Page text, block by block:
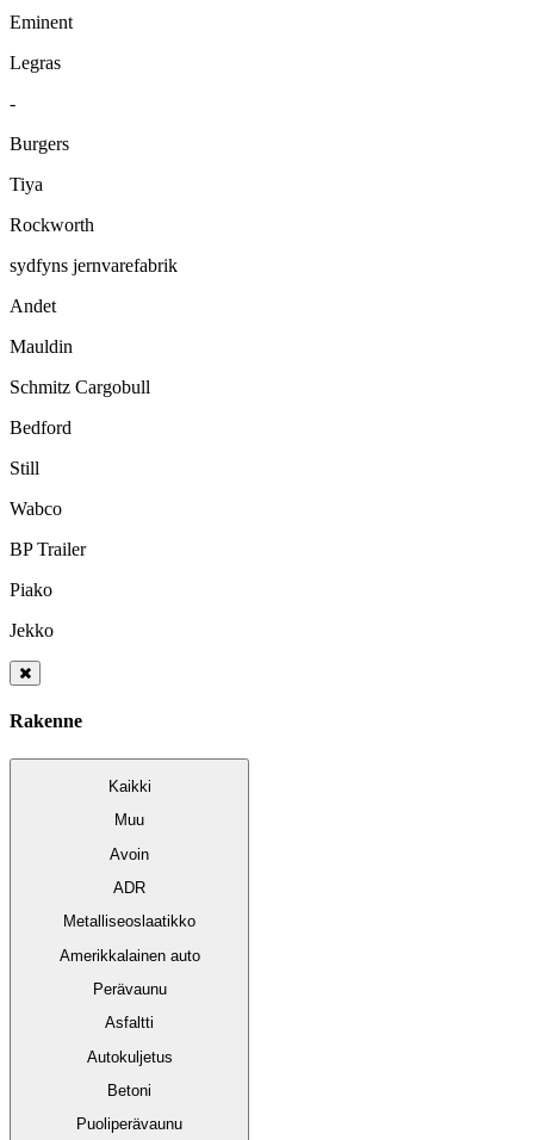
Eminent
Legras
-
Burgers
Tiya
Rockworth
sydfyns jernvarefabrik
Andet
Mauldin
Schmitz Cargobull
Bedford
Still
Wabco
BP Trailer
Piako
Jekko
Rakenne
Kaikki
Muu
Avoin
ADR
Metalliseoslaatikko
Amerikkalainen auto
Perävaunu
Asfaltti
Autokuljetus
Betoni
Puoliperävaunu